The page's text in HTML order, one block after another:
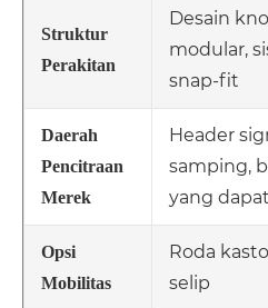
Struktur
Perakitan
Desain
modular,
snap-fit
Daerah
Pencitraan
Merek
Header
samping,
yang
Opsi
Mobilitas
Roda
selip